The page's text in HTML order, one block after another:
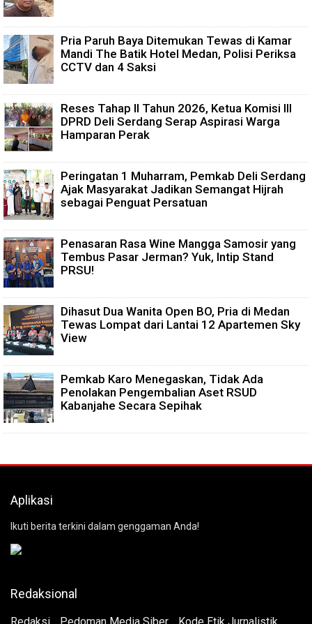
Pria Paruh Baya Ditemukan Tewas di Kamar
Mandi The Batik Hotel Medan, Polisi Periksa
CCTV dan 4 Saksi
Reses Tahap II Tahun 2026, Ketua Komisi III
DPRD Deli Serdang Serap Aspirasi Warga
Hamparan Perak
Peringatan 1 Muharram, Pemkab Deli Serdang
Ajak Masyarakat Jadikan Semangat Hijrah
sebagai Penguat Persatuan
Penasaran Rasa Wine Mangga Samosir yang
Tembus Pasar Jerman? Yuk, Intip Stand
PRSU!
Dihasut Dua Wanita Open BO, Pria di Medan
Tewas Lompat dari Lantai 12 Apartemen Sky
View
Pemkab Karo Menegaskan, Tidak Ada
Penolakan Pengembalian Aset RSUD
Kabanjahe Secara Sepihak
Aplikasi
Ikuti berita terkini dalam genggaman Anda!
Redaksional